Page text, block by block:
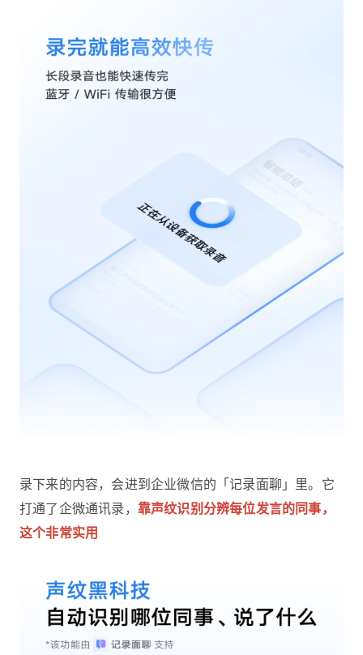
录下来的内容，会进到企业微信的「记录面聊」里。它
打通了企微通讯录， 靠声纹识别分辨每位发言的同事，
这个非常实用